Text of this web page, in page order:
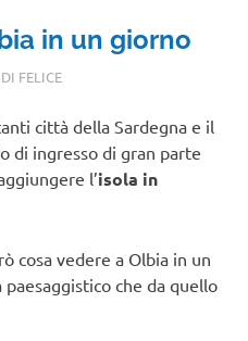
in un giorno
FELICESARDEGNA
città della Sardegna e il
di ingresso di gran parte
l’isola in
cosa vedere a Olbia in un
che da quello